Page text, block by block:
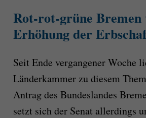
Rot-rot-grüne
Erhöhung der
Seit Ende vergangener Woche
Länderkammer zu diesem
Antrag des Bundeslandes
setzt sich der Senat allerdings